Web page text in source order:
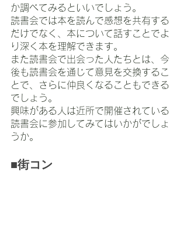
か調べてみるといいでしょう。
読書会では本を読んで感想を共有する
だけでなく、本について話すことでよ
り深く本を理解できます。
また読書会で出会った人たちとは、今
後も読書会を通じて意見を交換するこ
とで、さらに仲良くなることもできる
でしょう。
興味がある人は近所で開催されている
読書会に参加してみてはいかがでしょ
うか。
■街コン